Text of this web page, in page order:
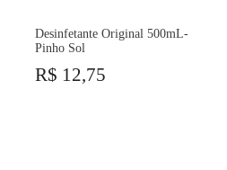
Desinfetante Original 500mL-
Pinho Sol
R$ 12,75